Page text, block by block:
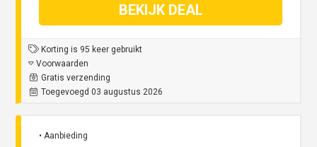
BEKIJK DEAL
Korting is 95 keer gebruikt
Voorwaarden
Gratis verzending
Toegevoegd 03 augustus 2026
• Aanbieding